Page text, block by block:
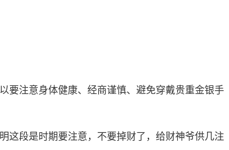
要注意身体健康、经商谨慎、避免穿戴贵重金银手
这段是时期要注意，不要掉财了，给财神爷供几注